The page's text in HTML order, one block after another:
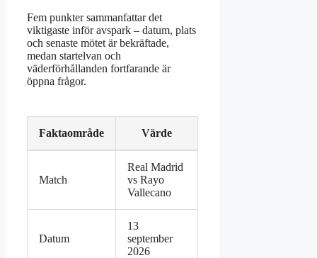
Fem punkter sammanfattar det
viktigaste inför avspark – datum, plats
och senaste mötet är bekräftade,
medan startelvan och
väderförhållanden fortfarande är
öppna frågor.
Real
vs
Vallecano
Faktaområde Värde
Match
Real Madrid
vs Rayo
Vallecano
Datum
13
september
2026